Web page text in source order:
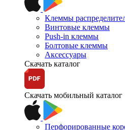
Клеммы
Винтовые клеммы
Push-in клеммы
Болтовые клеммы
Аксессуары
Скачать каталог
Скачать мобильный каталог
Перфорированные